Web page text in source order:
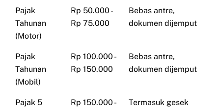
Pajak
Tahunan
(Motor)
Rp 50.000 -
Rp 75.000
Bebas antre,
dokumen dijemput
Pajak
Tahunan
(Mobil)
Rp 100.000 -
Rp 150.000
Bebas antre,
dokumen dijemput
Pajak 5
Rp 150.000 -
Termasuk gesek